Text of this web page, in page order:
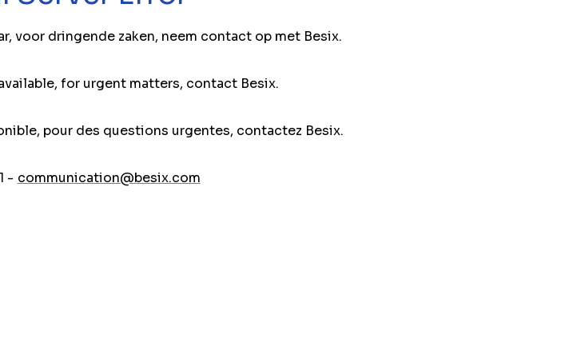
voor dringende zaken, neem contact op met Besix.
for urgent matters, contact Besix.
pour des questions urgentes, contactez Besix.
- communication@besix.com